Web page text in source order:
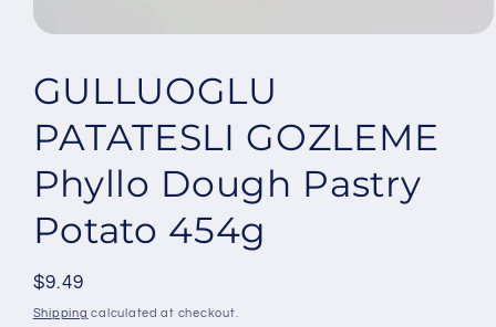
in
modal
GULLUOGLU
PATATESLI GOZLEME
Phyllo Dough Pastry
Potato 454g
Regular
price
$9.49
Shipping calculated at checkout.